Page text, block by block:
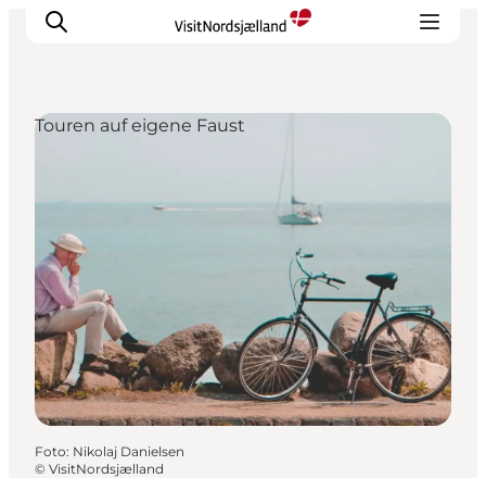
Erlebnisse
Geschmack
Unterkünfte
Städte
Reiseplanung
Touren auf eigene Faust
Foto: Nikolaj Danielsen
© VisitNordsjælland